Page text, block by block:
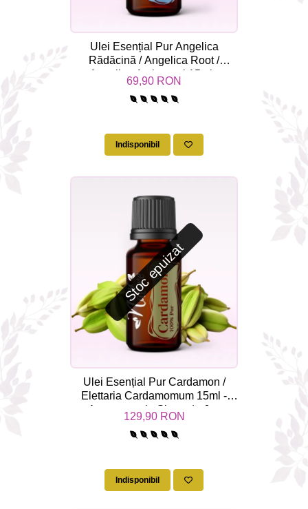
Ulei Esențial Pur Angelica
Rădăcină / Angelica Root /
Angelica Archangel 15ml -
Aromaterapie Sigura | nJoy
Nature
69,90 RON
Indisponibil
Stoc epuizat
Ulei Esențial Pur Cardamon /
Elettaria Cardamomum 15ml -
Aromaterapie Sigura | nJoy
Nature
129,90 RON
Indisponibil